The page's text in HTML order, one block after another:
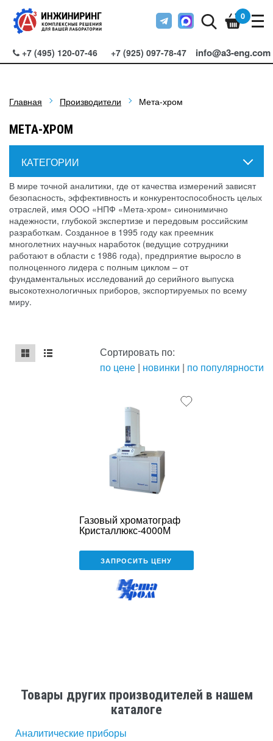
+7 (495) 120-07-46 +7 (925) 097-78-47 info@a3-eng.com
0
Главная Производители Мета-хром
МЕТА-ХРОМ
КАТЕГОРИИ
В мире точной аналитики, где от качества измерений зависят
безопасность, эффективность и конкурентоспособность целых
отраслей, имя ООО «НПФ «Мета-хром» синонимично
надежности, глубокой экспертизе и передовым российским
разработкам. Созданное в 1995 году как преемник
многолетних научных наработок (ведущие сотрудники
работают в области с 1986 года), предприятие выросло в
полноценного лидера с полным циклом – от
фундаментальных исследований до серийного выпуска
высокотехнологичных приборов, экспортируемых по всему
миру.
mse2_chunk_default
mse2_chunk_alternate
Сортировать по:
по цене | новинки | по популярности
Газовый хроматограф
Кристаллюкс-4000М
ЗАПРОСИТЬ ЦЕНУ
Товары других производителей в нашем
каталоге
Аналитические приборы